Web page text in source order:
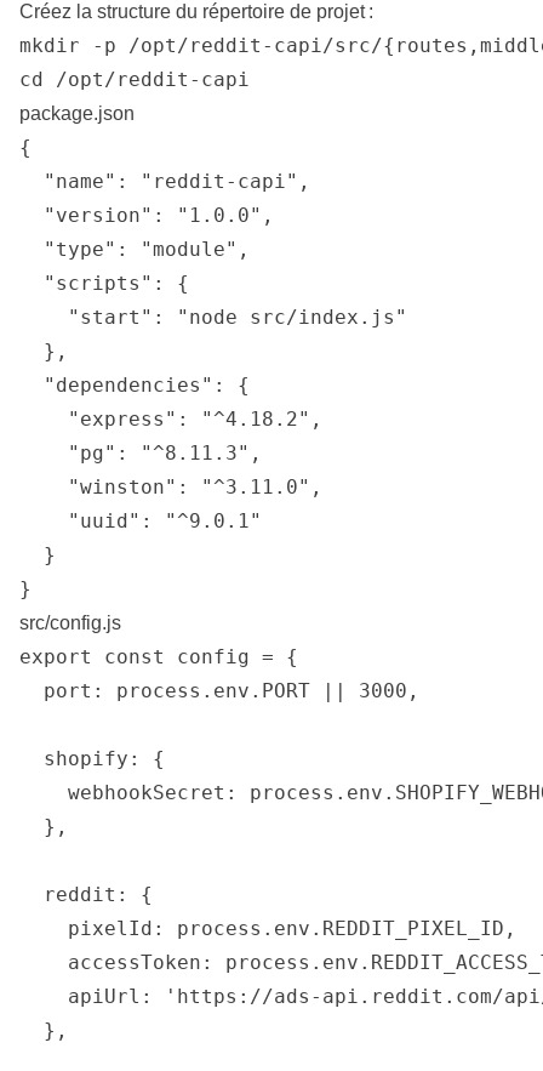
Créez la structure du répertoire de projet :
mkdir -p /opt/reddit-capi/src/
package.json
{
  "name": "reddit-capi",
  "version": "1.0.0",
  "type": "module",
  "scripts": {
    "start": "node src/index.js"
  },
  "dependencies": {
    "express": "^4.18.2",
    "pg": "^8.11.3",
    "winston": "^3.11.0",
    "uuid": "^9.0.1"
  }
src/config.js
export const config = {
  port: process.env.PORT || 3000,
  shopify: {
webhookSecret:
  },
  reddit: {
    pixelId: process.env.REDDIT_PIXEL_ID,
accessToken:
apiUrl: 'https://ads-api.reddit.com/
  },